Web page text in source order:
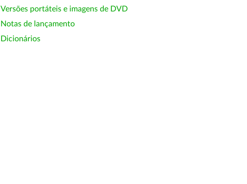
Versões portáteis e imagens de DVD
Notas de lançamento
Dicionários